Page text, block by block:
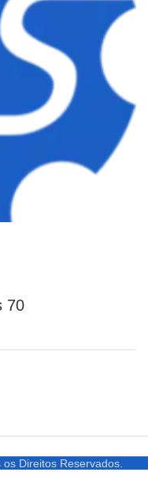
70
Direitos Reservados.